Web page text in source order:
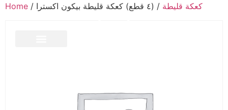
Home / كعكة قليطة / (٤ قطع) كعكة قليطة بيكون اكسترا